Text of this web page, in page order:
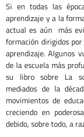
Si en todas las
aprendizaje y a la
actual es aún más
formación dirigidos
aprendizaje. Algunos
de la escuela más
su libro sobre La
mediados de la
movimientos de
creciendo en
debido, sobre todo, a